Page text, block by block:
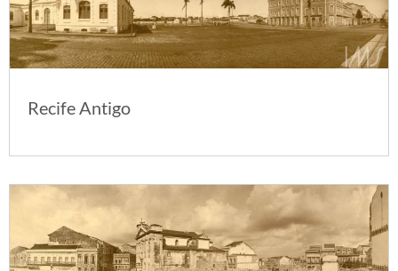
Recife Antigo